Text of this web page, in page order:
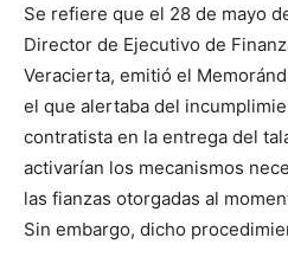
Se refiere que el 28 de mayo
Director de Ejecutivo de
Veracierta, emitió el
el que alertaba del
contratista en la entrega del
activarían los mecanismos
las fianzas otorgadas al
Sin embargo, dicho